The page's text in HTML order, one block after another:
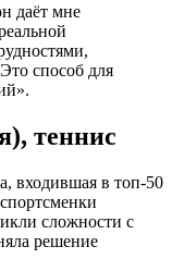
даёт мне
способ для
теннис
входившая в топ‑50
сложности с
решение